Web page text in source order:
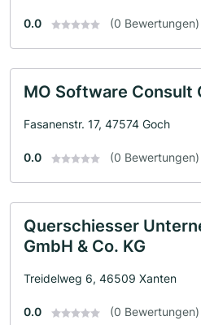
0.0 (0 Bewertungen)
MO Software Consult
Fasanenstr. 17, 47574 Goch
0.0 (0 Bewertungen)
Querschiesser
GmbH & Co. KG
Treidelweg 6, 46509 Xanten
0.0 (0 Bewertungen)